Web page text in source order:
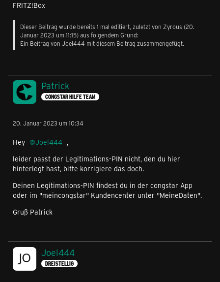
FRITZ!Box
Dieser Beitrag wurde bereits 1 mal editiert, zuletzt von Zyrous (20.
Januar 2023 um 11:15) aus folgendem Grund:
Ein Beitrag von Joel444 mit diesem Beitrag zusammengefügt.
Patrick
CONGSTAR HILFE TEAM
20. Januar 2023 um 10:34
Hey Joel444 ,
leider passt der Legitimations-PIN nicht, den du hier
hinterlegt hast, bitte korrigiere das doch.
Deinen Legitimations-PIN findest du in der congstar App
oder im "meincongstar" Kundencenter unter "MeineDaten".
Gruß Patrick
Joel444
DREISTELLIG